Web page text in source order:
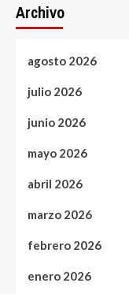
Archivo
agosto 2026
julio 2026
junio 2026
mayo 2026
abril 2026
marzo 2026
febrero 2026
enero 2026